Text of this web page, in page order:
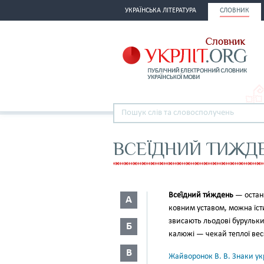
УКРАЇНСЬКА ЛІТЕРАТУРА СЛОВНИК
ВСЕЇДНИЙ
А
Б
В
Всеї́дний ти́ждень —
ковним уставом, можна
звисають льодові
калюжі — чекай теплої
Жайворонок В. В. Знаки